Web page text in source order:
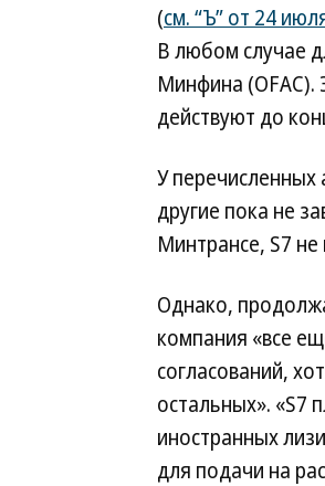
(см. “Ъ” от 24
В любом случае
Минфина (OFAC).
действуют до
У перечисленных
другие пока не
Минтрансе, S7
Однако,
компания «все
согласований,
остальных». «S7
иностранных
для подачи на